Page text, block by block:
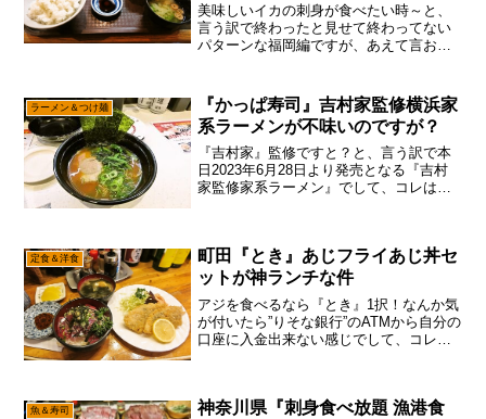
美味しいイカの刺身が食べたい時～と、
言う訳で終わったと見せて終わってない
パターンな福岡編ですが、あえて言お
はり福岡は休業補償の方もしっかりして
いるので、飲食店のみならず...
ラーメン＆つけ麺
『かっぱ寿司』吉村家監修横浜家
系ラーメンが不味いのですが？
『吉村家』監修ですと？と、言う訳で本
日2023年6月28日より発売となる『吉村
家監修家系ラーメン』でして、コレは家
～……まあ、前に相...
定食＆洋食
町田『とき』あじフライあじ丼セ
ットが神ランチな件
アジを食べるなら『とき』1択！なんか気
が付いたら”りそな銀行”のATMから自分の
口座に入金出来ない感じでして、コレは
んで自分の...
魚＆寿司
神奈川県『刺身食べ放題 漁港食